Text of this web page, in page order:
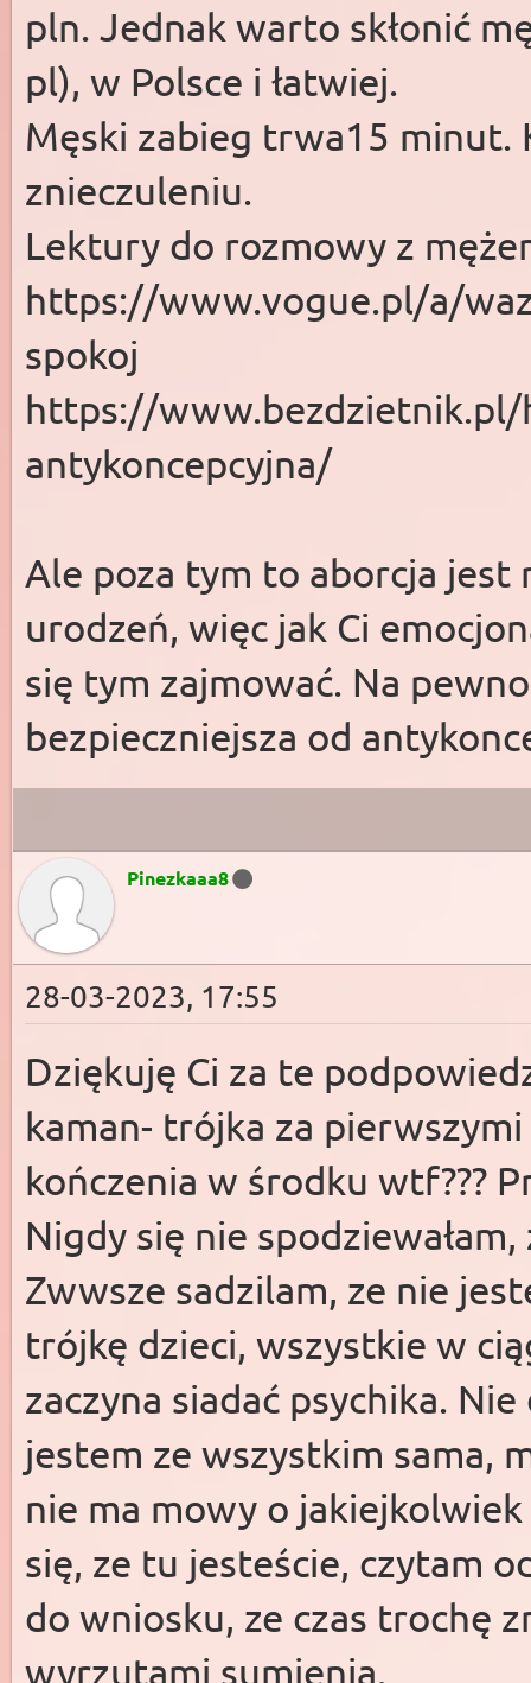
pln. Jednak warto skłonić
pl), w Polsce i łatwiej.
Męski zabieg trwa15 minut.
znieczuleniu.
Lektury do rozmowy z
https://www.vogue.pl/a/
spokoj
https://www.bezdzietnik.pl/
antykoncepcyjna/
Ale poza tym to aborcja
urodzeń, więc jak Ci
się tym zajmować. Na
bezpieczniejsza od
Pinezkaaa8
28-03-2023, 17:55
Dziękuję Ci za te
kaman- trójka za
kończenia w środku wtf???
Nigdy się nie
Zwwsze sadzilam, ze nie
trójkę dzieci, wszystkie w
zaczyna siadać psychika.
jestem ze wszystkim sama,
nie ma mowy o
się, ze tu jesteście, czytam
do wniosku, ze czas trochę
wyrzutami sumienia.